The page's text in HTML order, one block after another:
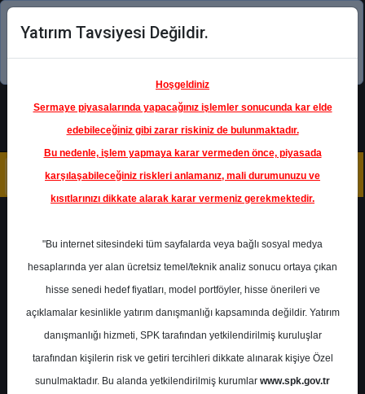
Şimdi uygulamayı indirin!
Ana Sayfa Raporlar
Trive Yatırım
Rapor Detay
TAVHL - Finansal Sonuç
Trive Yatırım 24 Ekim 2025
Yatırım Tavsiyesi Değildir.
Hoşgeldiniz
Sermaye piyasalarında yapacağınız işlemler sonucunda kar elde
edebileceğiniz gibi zarar riskiniz de bulunmaktadır.
Bu nedenle, işlem yapmaya karar vermeden önce, piyasada
karşılaşabileceğiniz riskleri anlamanız, mali durumunuzu ve
kısıtlarınızı dikkate alarak karar vermeniz gerekmektedir.
"Bu internet sitesindeki tüm sayfalarda veya bağlı sosyal medya
hesaplarında yer alan ücretsiz temel/teknik analiz sonucu ortaya çıkan
hisse senedi hedef fiyatları, model portföyler, hisse önerileri ve
açıklamalar kesinlikle yatırım danışmanlığı kapsamında değildir. Yatırım
danışmanlığı hizmeti, SPK tarafından yetkilendirilmiş kuruluşlar
tarafından kişilerin risk ve getiri tercihleri dikkate alınarak kişiye Özel
sunulmaktadır. Bu alanda yetkilendirilmiş kurumlar www.spk.gov.tr